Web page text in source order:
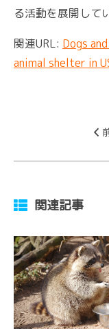
る活動を展開して
関連URL: Dogs
animal shelter in
関連記事